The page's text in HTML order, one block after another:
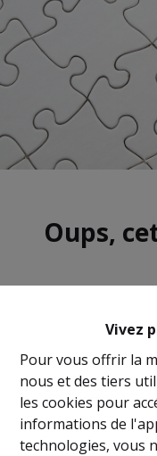
Vivez
Pour vous offrir la
nous et des tiers
les cookies pour
informations de
technologies, vous
Oups,
À Vendre